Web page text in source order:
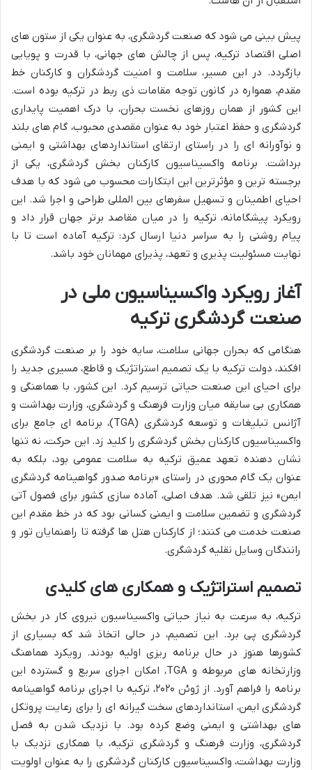
پیش بینی می شود که صنعت گردشگری، به عنوان یکی از ستون های
اصلی اقتصاد ترکیه، پس از چالش های جهانی، با قدرت و پویایی
بازگردد. در این مسیر، سلامت و امنیت گردشگران و کارکنان خط
مقدم، همواره در کانون توجه مقامات ذی ربط در ترکیه بوده است.
این کشور از همان روزهای نخست بحران، با درک اهمیت پایداری
گردشگری و حفظ اعتبار خود به عنوان مقصدی محبوب، گام های بلند
و نوآورانه ای را در راستای ارتقای استانداردهای بهداشتی و ایمنی
برداشت. برنامه واکسیناسیون کارکنان بخش گردشگری، یکی از
برجسته ترین و مؤثرترین این ابتکارات محسوب می شود که با هدف
احیای اطمینان و تسهیل سفرهای بین المللی طراحی و اجرا شد. این
رویکرد پیشگامانه، ترکیه را در میان مقاصد برتر جهان قرار داد و
پیام روشنی را به سراسر دنیا ارسال کرد: ترکیه آماده است تا با
نهایت مسئولیت پذیری و تعهد، پذیرای مهمانان خود باشد.
آغاز رویکرد واکسیناسیون ملی در
صنعت گردشگری ترکیه
هنگامی که بحران جهانی سلامت، سایه خود را بر صنعت گردشگری
افکند، دولت ترکیه با یک تصمیم استراتژیک و قاطع، مسیری جدید را
برای احیای این صنعت حیاتی ترسیم کرد. این کشور، با هماهنگی و
همکاری بی سابقه میان وزارت فرهنگ و گردشگری، وزارت بهداشت و
آژانس تبلیغات و توسعه گردشگری (TGA)، برنامه ای جامع برای
واکسیناسیون کارکنان بخش گردشگری را کلید زد. این حرکت، نه تنها
نشان دهنده تعهد عمیق ترکیه به سلامت عمومی بود، بلکه به
عنوان یک گام محوری در راستای «برنامه صدور گواهینامه گردشگری
ایمن» نیز تلقی شد. هدف اصلی، آماده سازی کشور برای فصول آتی
گردشگری و تضمین سلامت و ایمنی کسانی بود که در خط مقدم این
صنعت خدمت می کنند؛ از کارکنان هتل ها گرفته تا راهنمایان تور و
رانندگان وسایل نقلیه گردشگری.
تصمیم استراتژیک و همکاری های کلیدی
ترکیه، به سرعت به نیاز حیاتی واکسیناسیون نیروی کار در بخش
گردشگری پی برد. این تصمیم، در حالی اتخاذ شد که بسیاری از
کشورها هنوز در حال برنامه ریزی اولیه بودند. رویکرد هماهنگ
وزارتخانه های مربوطه و TGA، امکان اجرای سریع و گسترده این
برنامه را فراهم آورد. از ژوئن ۲۰۲۰، ترکیه با اجرای برنامه گواهینامه
گردشگری ایمن، استانداردهای سخت گیرانه ای را برای رعایت پروتکل
های بهداشتی و ایمنی وضع کرده بود. با نزدیک شدن به فصل
گردشگری، وزارت فرهنگ و گردشگری ترکیه، با همکاری نزدیک با
وزارت بهداشت، واکسیناسیون کارکنان گردشگری را به عنوان اولویت